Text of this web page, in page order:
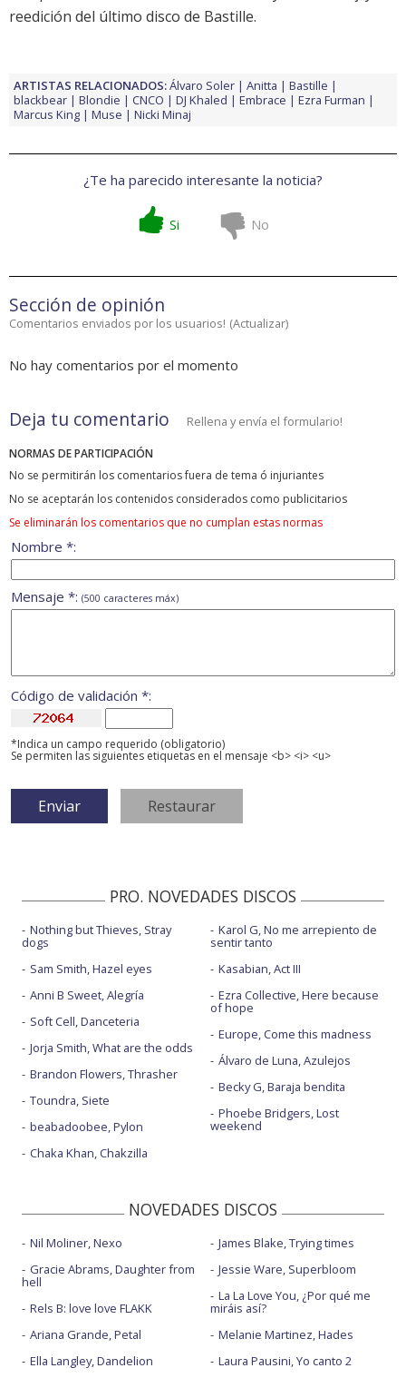
reedición del último disco de Bastille.
ARTISTAS RELACIONADOS:Álvaro Soler Anitta
Bastille
blackbear
Blondie CNCO DJ Khaled Embrace
Ezra Furman
Marcus King
Muse Nicki Minaj
¿Te ha parecido interesante la noticia?
Si No
Sección de opinión
Comentarios enviados por los usuarios! (Actualizar)
No hay comentarios por el momento
Deja tu comentario Rellena y envía el formulario!
NORMAS DE PARTICIPACIÓN
No se permitirán los comentarios fuera de tema ó injuriantes
No se aceptarán los contenidos considerados como publicitarios
Se eliminarán los comentarios que no cumplan estas normas
Nombre *:
Mensaje *: (500 caracteres máx)
Código de validación *:
*Indica un campo requerido (obligatorio)
Se permiten las siguientes etiquetas en el mensaje <b> <i> <u>
PRO. NOVEDADES DISCOS
Nothing but Thieves, Stray
dogs
Sam Smith, Hazel eyes
Anni B Sweet, Alegría
Soft Cell, Danceteria
Jorja Smith, What are the odds
Brandon Flowers, Thrasher
Toundra, Siete
beabadoobee, Pylon
Chaka Khan, Chakzilla
Karol G, No me arrepiento de
sentir tanto
Kasabian, Act III
Ezra Collective, Here because
of hope
Europe, Come this madness
Álvaro de Luna, Azulejos
Becky G, Baraja bendita
Phoebe Bridgers, Lost
weekend
NOVEDADES DISCOS
Nil Moliner, Nexo
Gracie Abrams, Daughter from
hell
Rels B: love love FLAKK
Ariana Grande, Petal
Ella Langley, Dandelion
James Blake, Trying times
Jessie Ware, Superbloom
La La Love You, ¿Por qué me
miráis así?
Melanie Martinez, Hades
Laura Pausini, Yo canto 2